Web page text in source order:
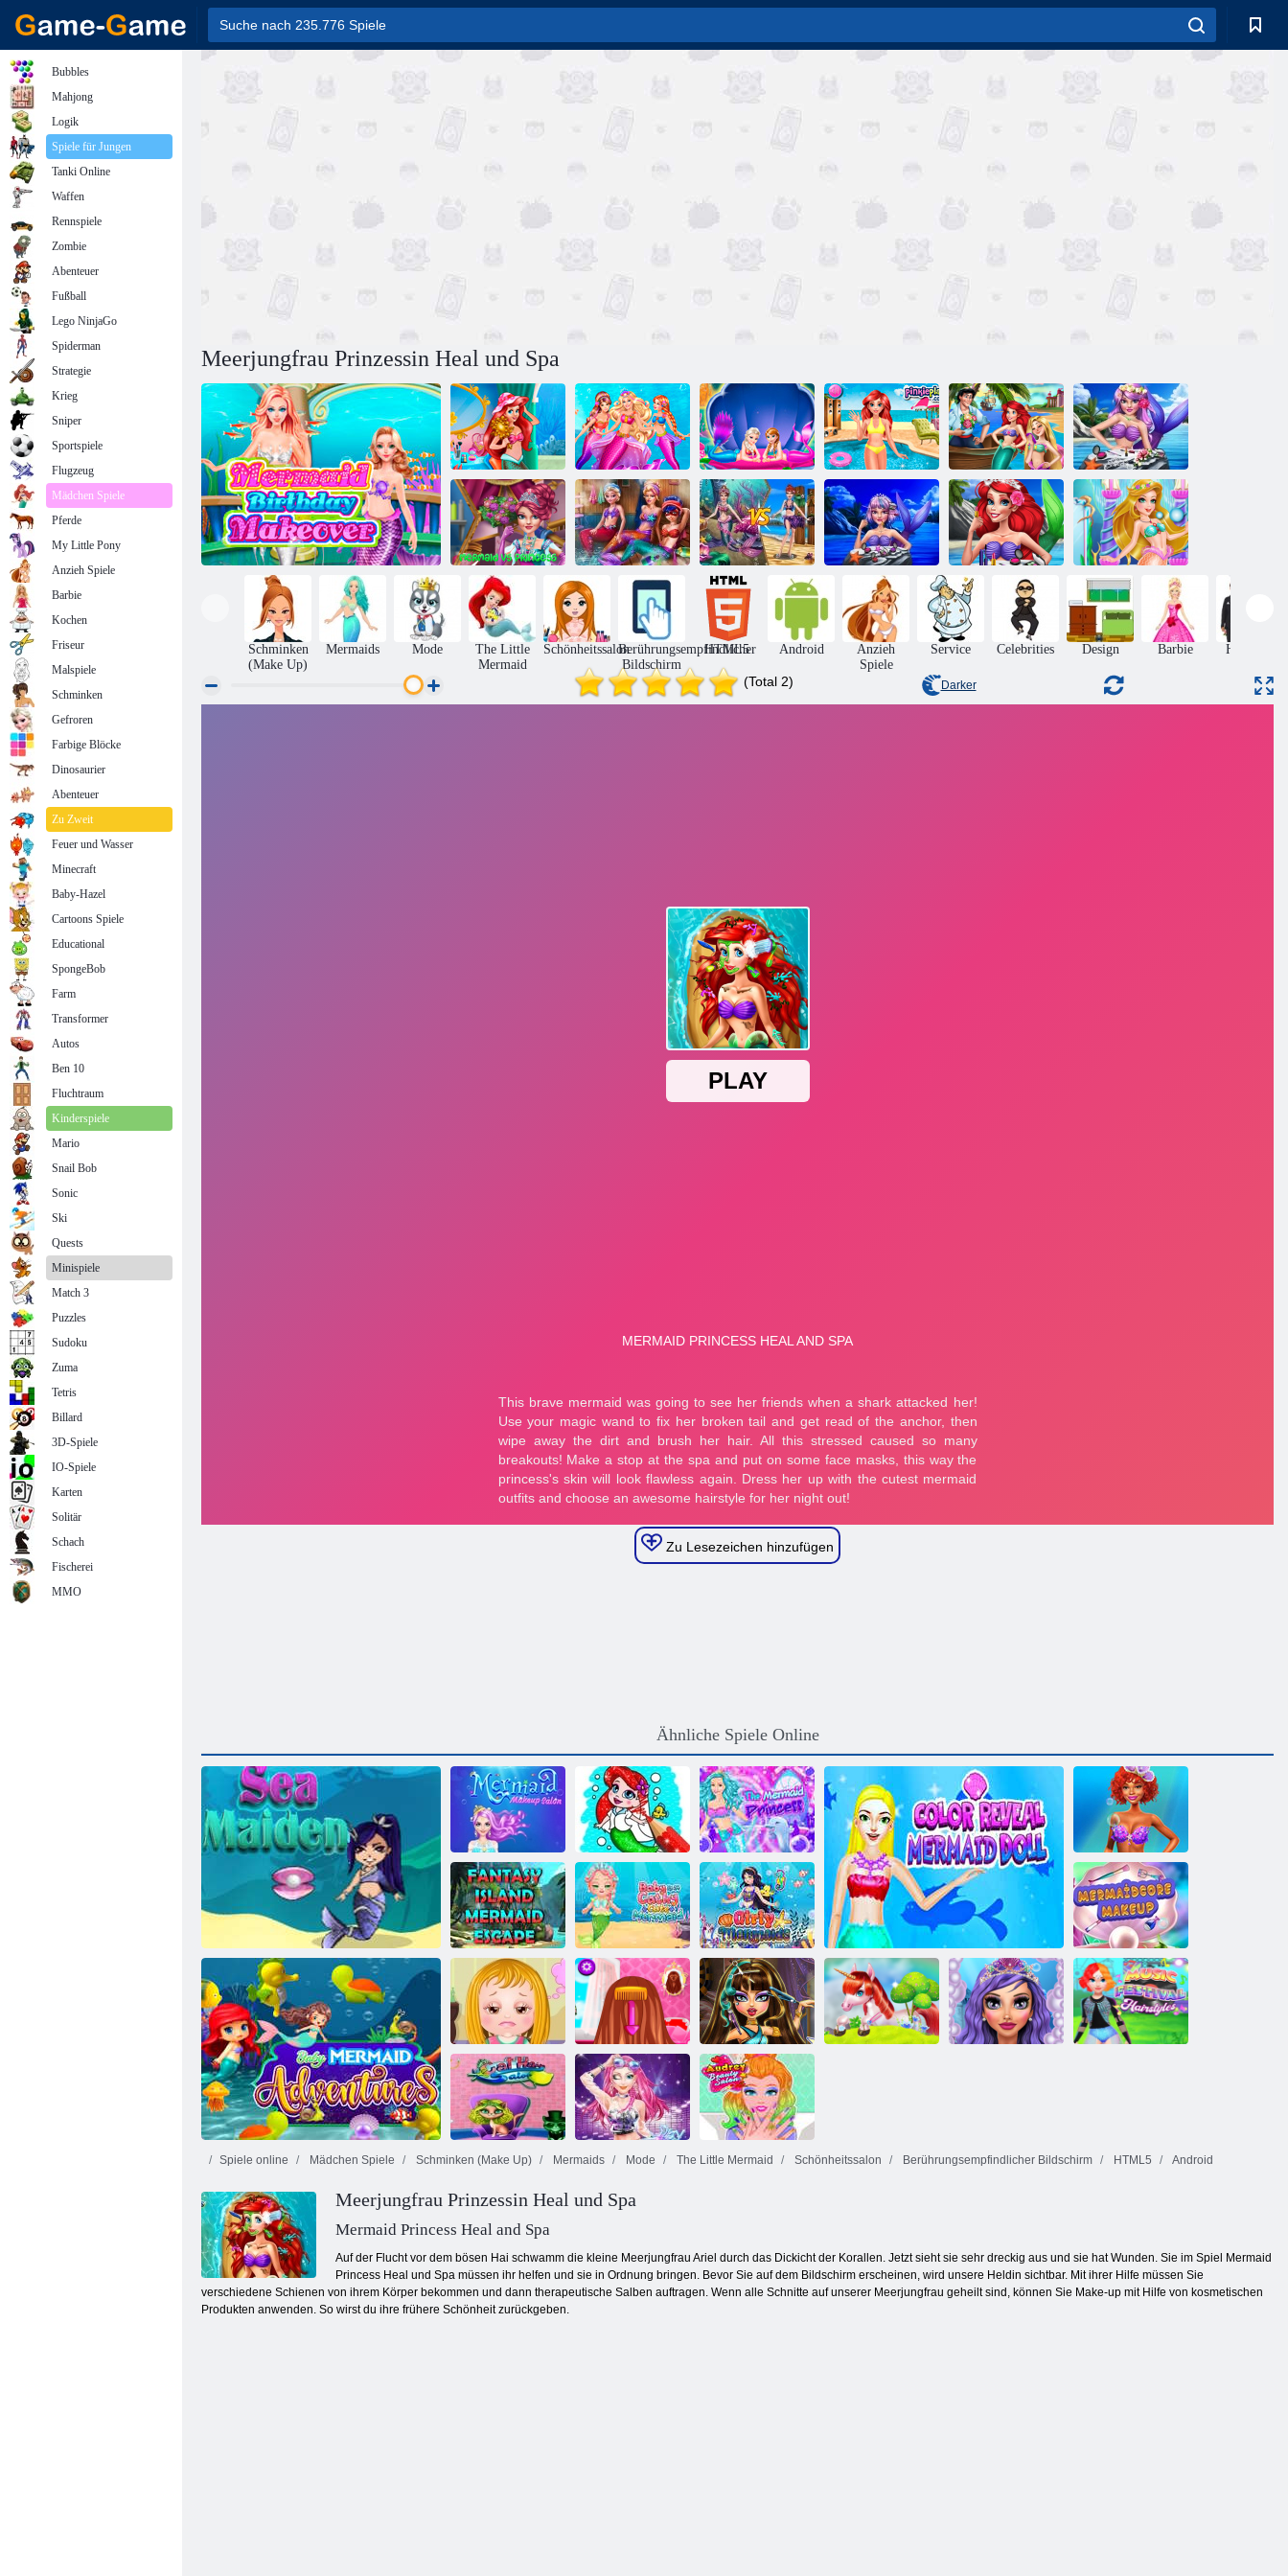
Meerjungfrau Prinzessin Heal und Spa
Meerjungfrau-
Verfassung
Prinzessin
Meerjungfrau
Krönung
Meerjungfrau
Prinzessinnen
verkleiden sich
Meerjungfrau
Prinzessin Pool
Zeit
Twisted
Valentins Datum
Prinzessin
Mermaid
Makeup Style
Meerjungfrau
gegen Prinzessin
Meerjungfrauen
Sauna Realife
Meerjungfrau vs
Prinzessin Outfit
Meerjungfrau
Prinzessin
Neues Make -up
Prinzessin
Sommer Make -
Meerjungfrau
Schönheitspflege
Schminken
(Make Up)
Mermaids Mode
The Little
Mermaid
SchönheitssalonBerührungsempfindlicher
Bildschirm
HTML5 Android
Anzieh
Spiele
Service Celebrities Design Barbie Hochzeit
(Total 2) Darker
Zu Lesezeichen hinzufügen
Ähnliche Spiele Online
Seejungfrau
Meerjungfrau-
Make-up-Salon
Malbuch:
Meerjungfrau
Die
Meerjungfrau-
Prinzessin
Die trendige
Meerjungfrau
Fantasy Island
Meerjungfrau
Flucht
Baby Cathy
Ep34 Süße
Meerjungfrau
Baby-Meerjungfrauen-Abenteuer
Mädchenhafte
Meerjungfrauen
Mermaidcore
Make-up
Baby-Hazel
Haarpflege
Haar tun
Entwurf
Kleopatra
Wirkliche
Haarschnitte
Katzenfriseursalon
Superstar-
Friseursalon
Spiele online Mädchen Spiele Schminken (Make Up) Mermaids Mode The Little Mermaid Schönheitssalon Berührungsempfindlicher Bildschirm HTML5 Android
Meerjungfrau Prinzessin Heal und Spa
Mermaid Princess Heal and Spa
Auf der Flucht vor dem bösen Hai schwamm die kleine Meerjungfrau Ariel durch das Dickicht der Korallen. Jetzt sieht sie sehr dreckig aus und sie hat Wunden. Sie im Spiel Mermaid
Princess Heal und Spa müssen ihr helfen und sie in Ordnung bringen. Bevor Sie auf dem Bildschirm erscheinen, wird unsere Heldin sichtbar. Mit ihrer Hilfe müssen Sie
verschiedene Schienen von ihrem Körper bekommen und dann therapeutische Salben auftragen. Wenn alle Schnitte auf unserer Meerjungfrau geheilt sind, können Sie Make-up mit Hilfe von kosmetischen
Produkten anwenden. So wirst du ihre frühere Schönheit zurückgeben.
Bubbles
Mahjong
Logik
Spiele für Jungen
Tanki Online
Waffen
Rennspiele
Zombie
Abenteuer
Fußball
Lego NinjaGo
Spiderman
Strategie
Krieg
Sniper
Sportspiele
Flugzeug
Mädchen Spiele
Pferde
My Little Pony
Anzieh Spiele
Barbie
Kochen
Friseur
Malspiele
Schminken
Gefroren
Farbige Blöcke
Dinosaurier
Abenteuer
Zu Zweit
Feuer und Wasser
Minecraft
Baby-Hazel
Cartoons Spiele
Educational
SpongeBob
Farm
Transformer
Autos
Ben 10
Fluchtraum
Kinderspiele
Mario
Snail Bob
Sonic
Ski
Quests
Minispiele
Match 3
Puzzles
Sudoku
Zuma
Tetris
Billard
3D-Spiele
IO-Spiele
Karten
Solitär
Schach
Fischerei
MMO